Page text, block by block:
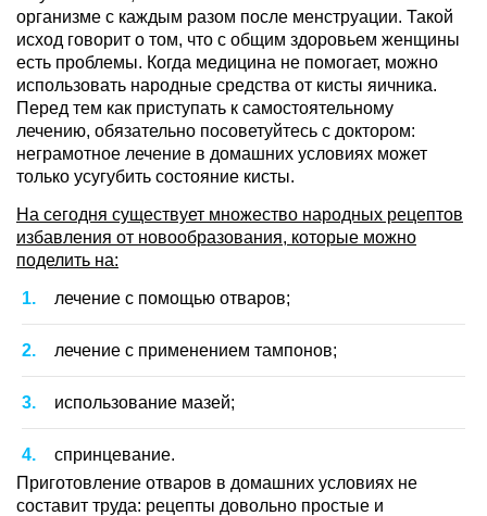
организме с каждым разом после менструации. Такой
исход говорит о том, что с общим здоровьем женщины
есть проблемы. Когда медицина не помогает, можно
использовать народные средства от кисты яичника.
Перед тем как приступать к самостоятельному
лечению, обязательно посоветуйтесь с доктором:
неграмотное лечение в домашних условиях может
только усугубить состояние кисты.
На сегодня существует множество народных рецептов
избавления от новообразования, которые можно
поделить на:
лечение с помощью отваров;
лечение с применением тампонов;
использование мазей;
спринцевание.
Приготовление отваров в домашних условиях не
составит труда: рецепты довольно простые и